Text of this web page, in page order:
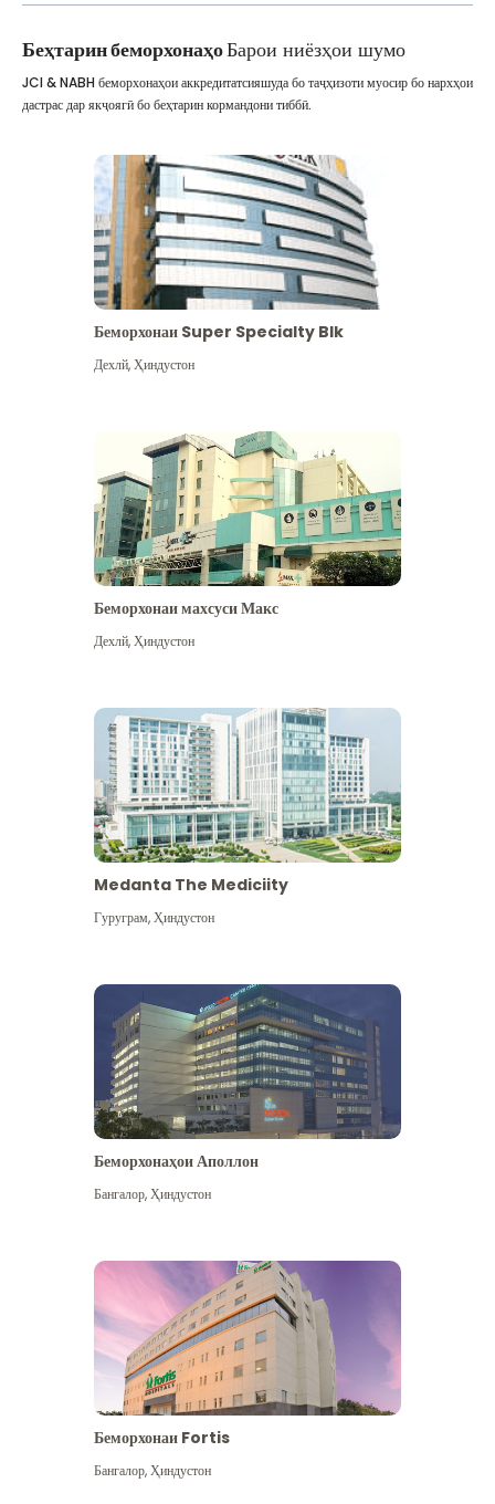
Беҳтарин беморхонаҳоБарои ниёзҳои шумо
Бештар дидан
JCI & NABH беморхонаҳои аккредитатсияшуда бо таҷҳизоти муосир бо нархҳои
дастрас дар якҷоягӣ бо беҳтарин кормандони тиббӣ.
Беморхонаи Super Specialty Blk
Дехлй,Ҳиндустон
Беморхонаи махсуси Макс
Дехлй,Ҳиндустон
Medanta The Mediciity
Гуруграм,Ҳиндустон
Беморхонаҳои Аполлон
Бангалор,Ҳиндустон
Беморхонаи Fortis
Бангалор,Ҳиндустон